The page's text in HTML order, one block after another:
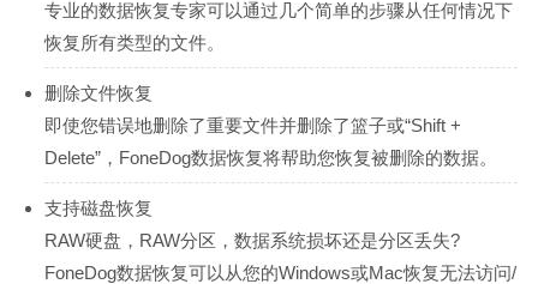
专业的数据恢复专家可以通过几个简单的步骤从任何情况下
恢复所有类型的文件。
删除文件恢复
即使您错误地删除了重要文件并删除了篮子或“Shift +
Delete”，FoneDog数据恢复将帮助您恢复被删除的数据。
支持磁盘恢复
RAW硬盘，RAW分区，数据系统损坏还是分区丢失?
FoneDog数据恢复可以从您的Windows或Mac恢复无法访问/